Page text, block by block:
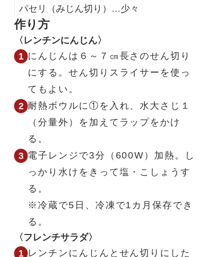
パセリ（みじん切り）…少々
作り方
〈レンチンにんじん〉
にんじんは６～７㎝長さのせん切り
にする。せん切りスライサーを使っ
てもよい。
耐熱ボウルに①を入れ、水大さじ１
（分量外）を加えてラップをかけ
る。
電子レンジで3分（600W）加熱。し
っかり水けをきって塩・こしょうす
る。
※冷蔵で5日、冷凍で1カ月保存でき
る。
〈フレンチサラダ〉
レンチンにんじんとせん切りにした